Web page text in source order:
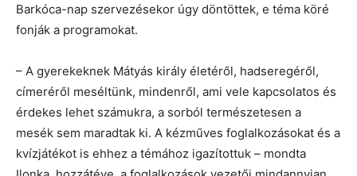
Barkóca-nap szervezésekor úgy döntöttek, e téma köré
fonják a programokat.
– A gyerekeknek Mátyás király életéről, hadseregéről,
címeréről meséltünk, mindenről, ami vele kapcsolatos és
érdekes lehet számukra, a sorból természetesen a
mesék sem maradtak ki. A kézműves foglalkozásokat és a
kvízjátékot is ehhez a témához igazítottuk – mondta